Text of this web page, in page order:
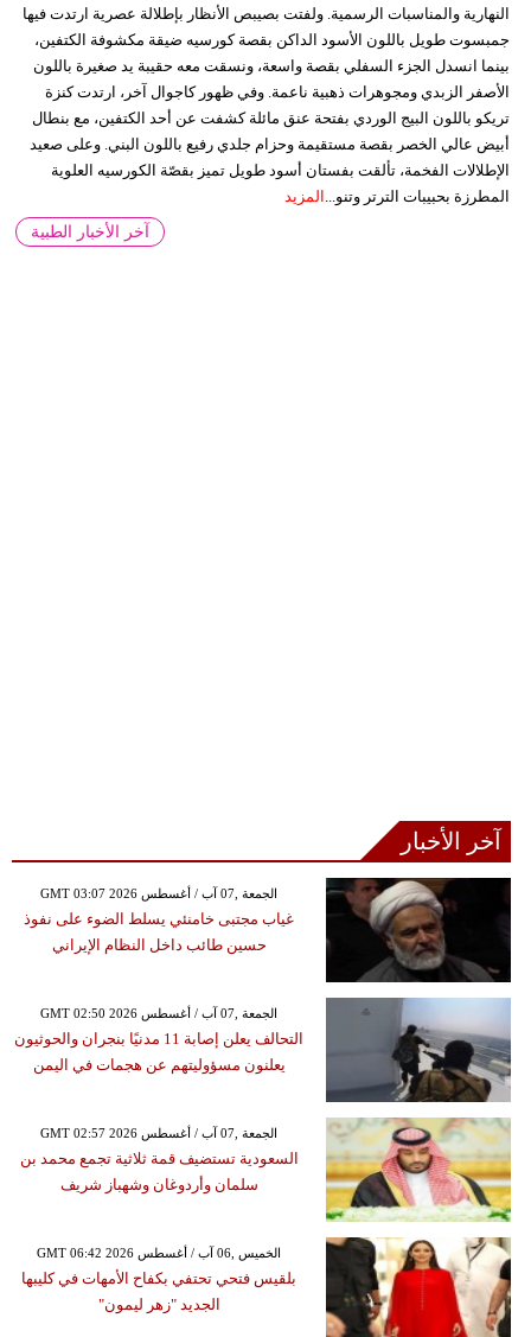
النهارية والمناسبات الرسمية. ولفتت بصيبص الأنظار بإطلالة عصرية ارتدت فيها
جمبسوت طويل باللون الأسود الداكن بقصة كورسيه ضيقة مكشوفة الكتفين،
بينما انسدل الجزء السفلي بقصة واسعة، ونسقت معه حقيبة يد صغيرة باللون
الأصفر الزبدي ومجوهرات ذهبية ناعمة. وفي ظهور كاجوال آخر، ارتدت كنزة
تريكو باللون البيج الوردي بفتحة عنق مائلة كشفت عن أحد الكتفين، مع بنطال
أبيض عالي الخصر بقصة مستقيمة وحزام جلدي رفيع باللون البني. وعلى صعيد
الإطلالات الفخمة، تألقت بفستان أسود طويل تميز بقصّة الكورسيه العلوية
المطرزة بحبيبات الترتر وتنو... المزيد
آخر الأخبار الطبية
آخر الأخبار
GMT 03:07 2026 الجمعة ,07 آب / أغسطس
غياب مجتبى خامنئي يسلط الضوء على نفوذ
حسين طائب داخل النظام الإيراني
GMT 02:50 2026 الجمعة ,07 آب / أغسطس
التحالف يعلن إصابة 11 مدنيًا بنجران والحوثيون
يعلنون مسؤوليتهم عن هجمات في اليمن
GMT 02:57 2026 الجمعة ,07 آب / أغسطس
السعودية تستضيف قمة ثلاثية تجمع محمد بن
سلمان وأردوغان وشهباز شريف
GMT 06:42 2026 الخميس ,06 آب / أغسطس
بلقيس فتحي تحتفي بكفاح الأمهات في كليبها
الجديد "زهر ليمون"